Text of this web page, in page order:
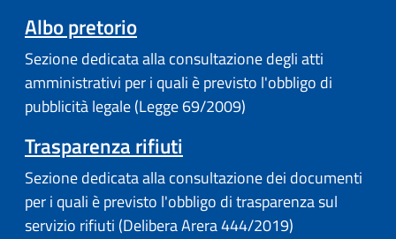
Albo pretorio
Sezione dedicata alla consultazione degli atti
amministrativi per i quali è previsto l'obbligo di
pubblicità legale (Legge 69/2009)
Trasparenza rifiuti
Sezione dedicata alla consultazione dei documenti
per i quali è previsto l'obbligo di trasparenza sul
servizio rifiuti (Delibera Arera 444/2019)